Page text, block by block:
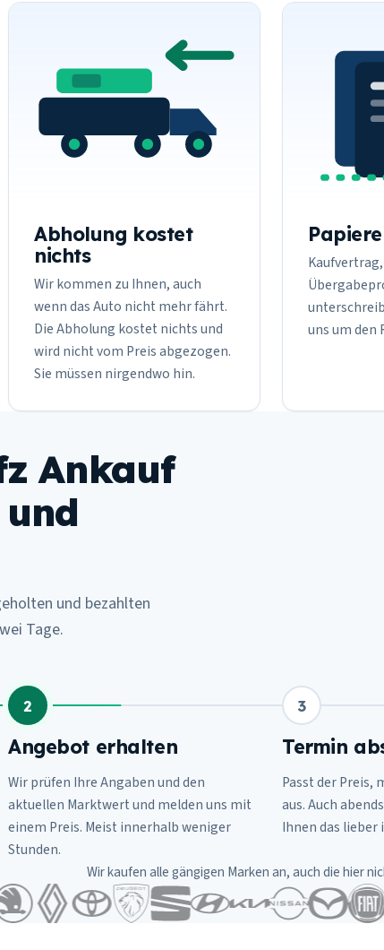
Abholung kostet
nichts
Wir kommen zu Ihnen, auch
wenn das Auto nicht mehr fährt.
Die Abholung kostet nichts und
wird nicht vom Preis abgezogen.
Sie müssen nirgendwo hin.
uns um den
Ankauf
und bezahlten
Tage.
2
Angebot erhalten
Wir prüfen Ihre Angaben und den
aktuellen Marktwert und melden uns mit
einem Preis. Meist innerhalb weniger
Stunden.
3
Termin
Passt der Preis,
aus. Auch
Ihnen das lieber
Wir kaufen alle gängigen Marken an, auch die hier